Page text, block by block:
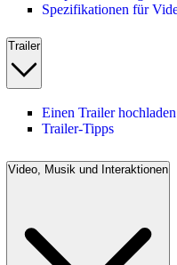
Spezifikationen für
Trailer
Einen Trailer hochladen
Trailer-Tipps
Video, Musik und Interaktionen